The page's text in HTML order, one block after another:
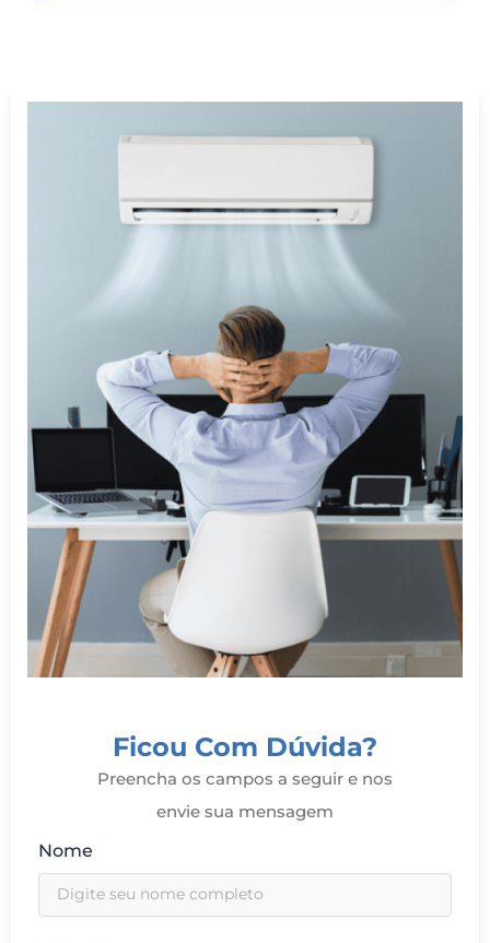
Ficou Com Dúvida?
Preencha os campos a seguir e nos
envie sua mensagem
Nome